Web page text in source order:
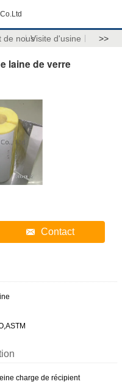
de nousVisite d'usine >>
laine de verre
Contact
charge de récipient